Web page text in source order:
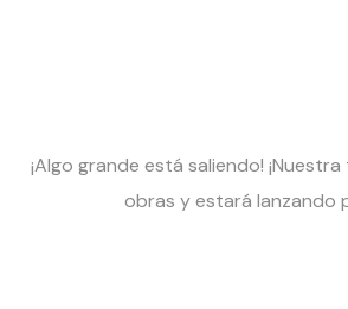
¡Algo grande está saliendo!
obras y estará lanzando